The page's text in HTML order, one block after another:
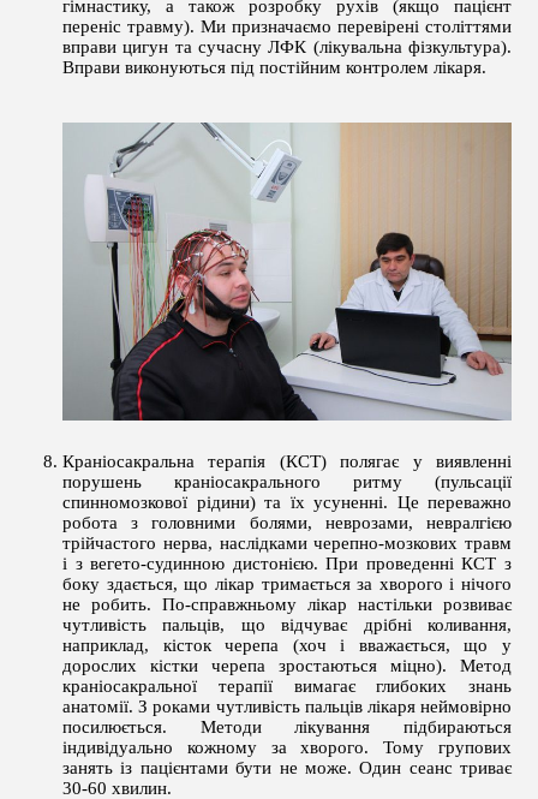
гімнастику, а також розробку рухів (якщо пацієнт
переніс травму). Ми призначаємо перевірені століттями
вправи цигун та сучасну ЛФК (лікувальна фізкультура).
Вправи виконуються під постійним контролем лікаря.
Краніосакральна терапія (КСТ) полягає у виявленні
порушень краніосакрального ритму (пульсації
спинномозкової рідини) та їх усуненні. Це переважно
робота з головними болями, неврозами, невралгією
трійчастого нерва, наслідками черепно-мозкових травм
і з вегето-судинною дистонією. При проведенні КСТ з
боку здається, що лікар тримається за хворого і нічого
не робить. По-справжньому лікар настільки розвиває
чутливість пальців, що відчуває дрібні коливання,
наприклад, кісток черепа (хоч і вважається, що у
дорослих кістки черепа зростаються міцно). Метод
краніосакральної терапії вимагає глибоких знань
анатомії. З роками чутливість пальців лікаря неймовірно
посилюється. Методи лікування підбираються
індивідуально кожному за хворого. Тому групових
занять із пацієнтами бути не може. Один сеанс триває
30-60 хвилин.